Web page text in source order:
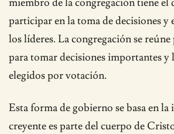
miembro de la congregación tiene el
participar en la toma de decisiones y
los líderes. La congregación se
para tomar decisiones importantes y
elegidos por votación.
Esta forma de gobierno se basa en la
creyente es parte del cuerpo de